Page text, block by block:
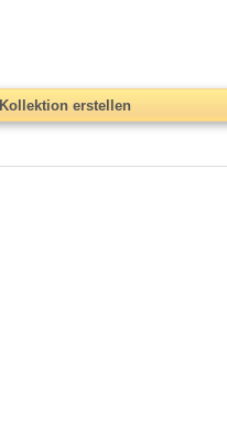
Kollektion erstellen